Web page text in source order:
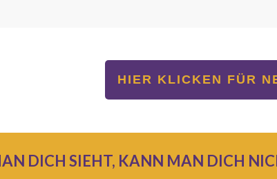
HIER KLICKEN FÜR
DICH SIEHT, KANN MAN DICH